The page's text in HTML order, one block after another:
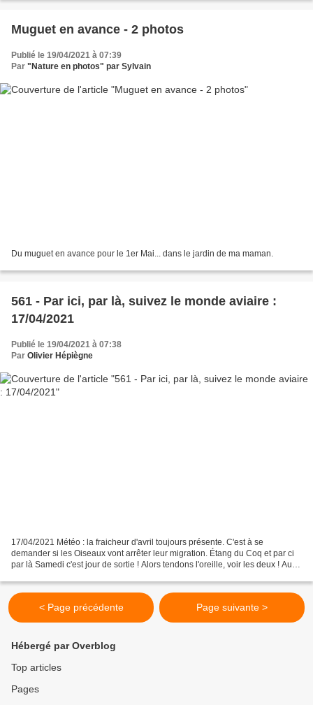
Muguet en avance - 2 photos
Publié le 19/04/2021 à 07:39
Par "Nature en photos" par Sylvain
Du muguet en avance pour le 1er Mai... dans le jardin de ma maman.
561 - Par ici, par là, suivez le monde aviaire :
17/04/2021
Publié le 19/04/2021 à 07:38
Par Olivier Hépiègne
17/04/2021 Météo : la fraicheur d'avril toujours présente. C'est à se
demander si les Oiseaux vont arrêter leur migration. Étang du Coq et par ci
par là Samedi c'est jour de sortie ! Alors tendons l'oreille, voir les deux ! Au
< Page précédente Page suivante >
Hébergé par Overblog
Top articles
Pages